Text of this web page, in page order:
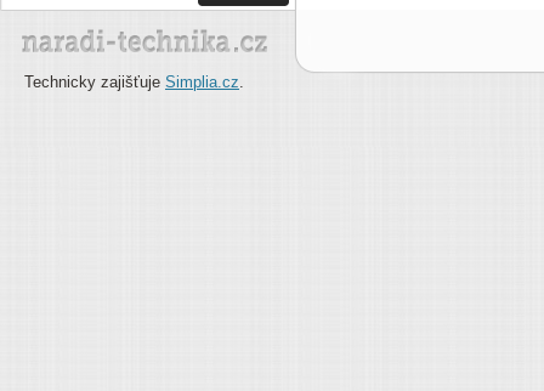
Technicky zajišťuje Simplia.cz.